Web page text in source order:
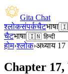
Gita Chat
श्लोकसंपर्कचैटभाषा
चैटभाषा
होम›श्लोक›अध्याय 17
Chapter 17,